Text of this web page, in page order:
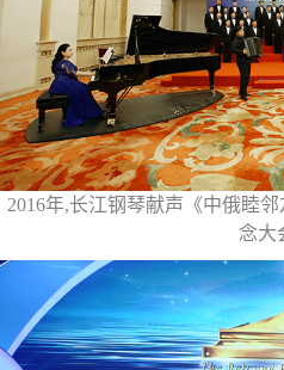
2016年,长江钢琴献声《中俄睦
念大